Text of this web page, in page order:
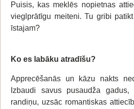
Puisis, kas meklēs nopietnas
vieglprātīgu meiteni. Tu gribi
īstajam?
Ko es labāku atradīšu?
Apprecēšanās un kāzu nakts
Izbaudi savus pusaudža
randiņu, uzsāc romantiskas